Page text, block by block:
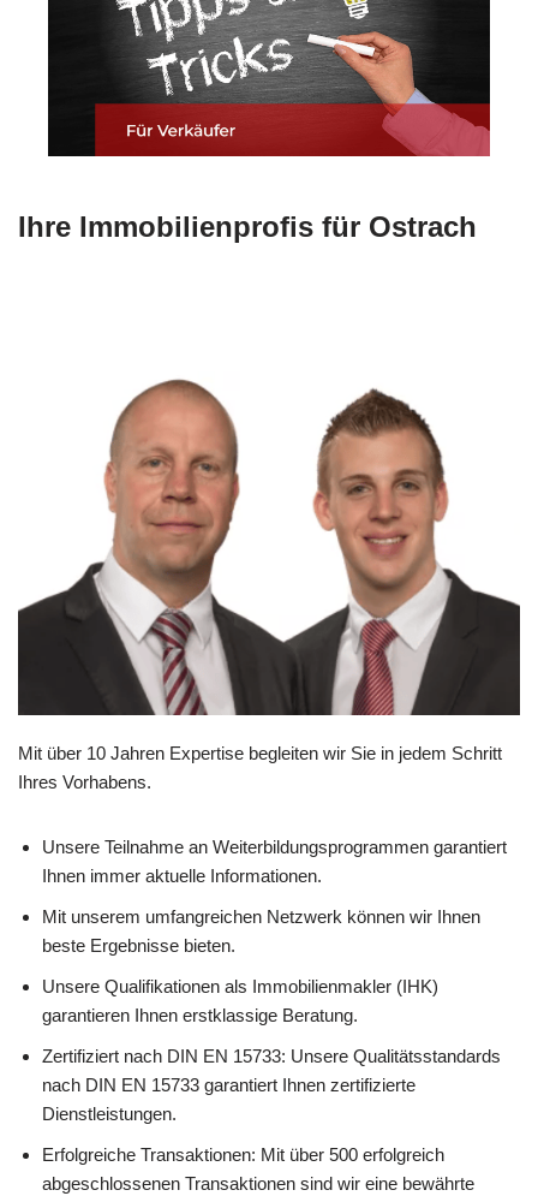
Ihre Immobilienprofis für Ostrach
Mit über 10 Jahren Expertise begleiten wir Sie in jedem Schritt
Ihres Vorhabens.
Unsere Teilnahme an Weiterbildungsprogrammen garantiert
Ihnen immer aktuelle Informationen.
Mit unserem umfangreichen Netzwerk können wir Ihnen
beste Ergebnisse bieten.
Unsere Qualifikationen als Immobilienmakler (IHK)
garantieren Ihnen erstklassige Beratung.
Zertifiziert nach DIN EN 15733: Unsere Qualitätsstandards
nach DIN EN 15733 garantiert Ihnen zertifizierte
Dienstleistungen.
Erfolgreiche Transaktionen: Mit über 500 erfolgreich
abgeschlossenen Transaktionen sind wir eine bewährte